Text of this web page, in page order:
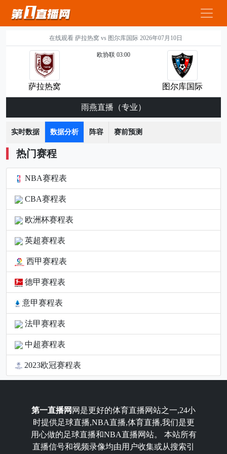
在线观看 萨拉热窝 vs 图尔库国际 2026年07月10日
萨拉热窝
欧协联 03:00
图尔库国际
雨燕直播（专业）
实时数据 数据分析 阵容 赛前预测
热门赛程
NBA赛程表
CBA赛程表
欧洲杯赛程表
英超赛程表
西甲赛程表
德甲赛程表
意甲赛程表
法甲赛程表
中超赛程表
2023欧冠赛程表
第一直播网 网是更好的体育直播网站之一,24小
时提供足球直播,NBA直播,体育直播,我们是更
用心做的足球直播和NBA直播网站。 本站所有
直播信号和视频录像均由用户收集或从搜索引